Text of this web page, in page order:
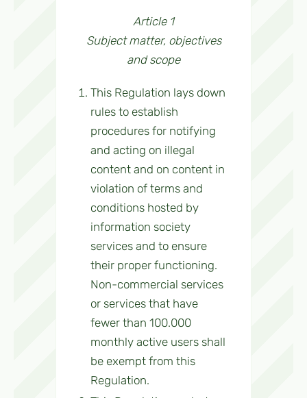
Article 1
Subject matter, objectives
and scope
This Regulation lays down
rules to establish
procedures for notifying
and acting on illegal
content and on content in
violation of terms and
conditions hosted by
information society
services and to ensure
their proper functioning.
Non-commercial services
or services that have
fewer than 100.000
monthly active users shall
be exempt from this
Regulation.